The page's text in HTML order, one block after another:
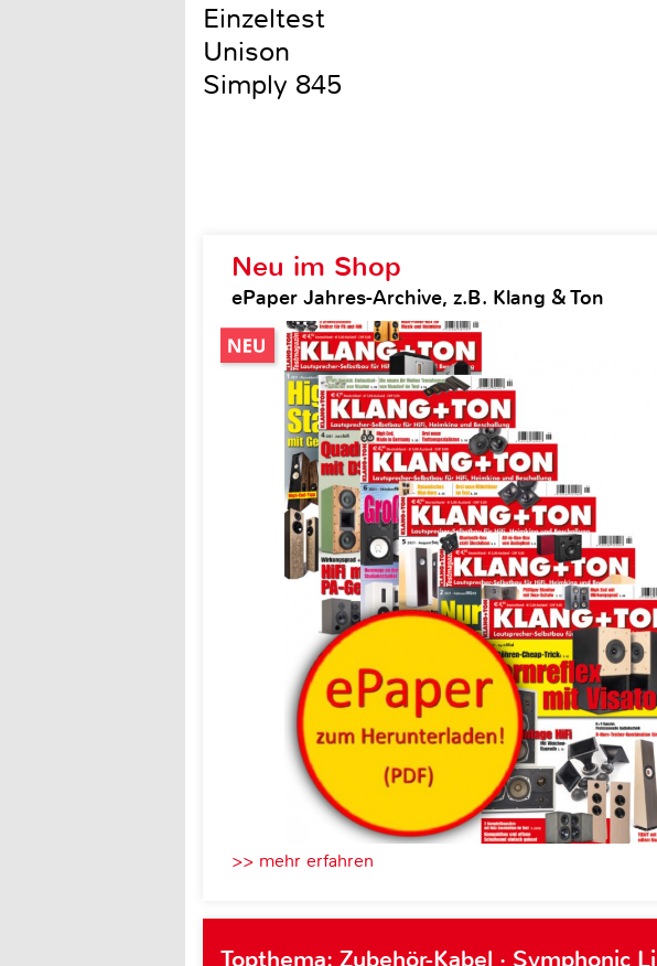
Neu im Shop
ePaper Jahres-Archive, z.B. Klang & Ton
>> mehr erfahren
Topthema: Zubehör-Kabel · Symphonic
Einzeltest
Unison
Simply 845